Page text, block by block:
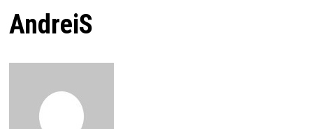
AndreiS